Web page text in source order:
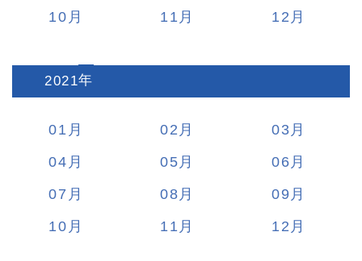
10
11 12
2021:
01 02
03
04
05
06
07
08
09
10
11 12